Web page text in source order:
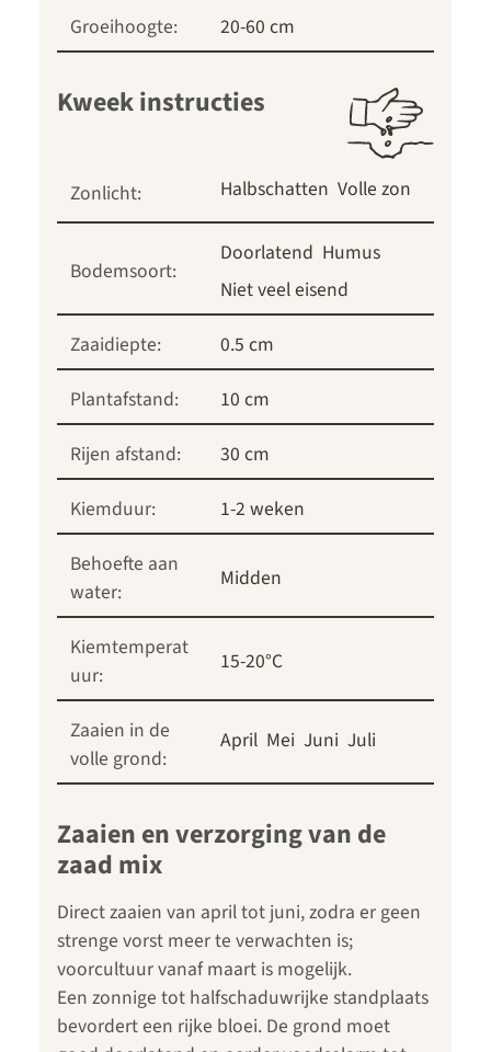
Groeihoogte:
20-60 cm
Kweek instructies
Zonlicht: Halbschatten Volle zon
Bodemsoort:
Doorlatend Humus
Niet veel eisend
Zaaidiepte:
0.5 cm
Plantafstand:
10 cm
Rijen afstand:
30 cm
Kiemduur:
1-2 weken
Behoefte aan
water:
Midden
Kiemtemperat
uur:
15-20°C
Zaaien in de
volle grond:
April Mei Juni Juli
Zaaien en verzorging van de
zaad mix
Direct zaaien van april tot juni, zodra er geen
strenge vorst meer te verwachten is;
voorcultuur vanaf maart is mogelijk.
Een zonnige tot halfschaduwrijke standplaats
bevordert een rijke bloei. De grond moet